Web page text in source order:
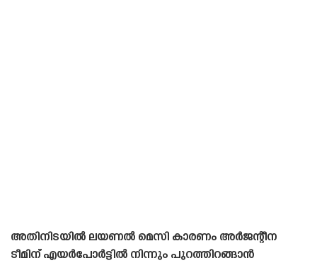
അതിനിടയിൽ ലയണൽ മെസി കാരണം അർജന്റീന
ടീമിന് എയർപോർട്ടിൽ നിന്നും പുറത്തിറങ്ങാൻ